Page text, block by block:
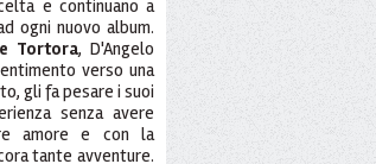
e continuano a
ogni nuovo album.
Tortora, D'Angelo
verso una
gli fa pesare i suoi
senza avere
amore e con la
tante avventure.